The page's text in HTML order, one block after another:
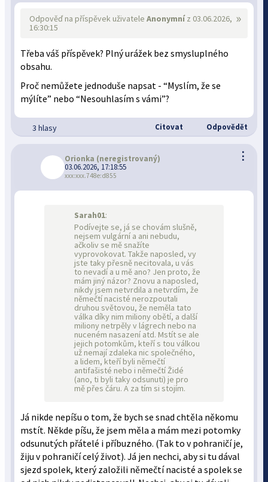
»
Odpověď na příspěvek uživateleAnonymníz 03.06.2026,
16:30:15
Třeba váš příspěvek? Plný urážek bez smysluplného
obsahu.
Proč nemůžete jednoduše napsat - “Myslím, že se
mýlíte” nebo “Nesouhlasím s vámi”?
3 hlasy Citovat Odpovědět
⋮
Orionka (neregistrovaný)
03.06.2026, 17:18:55
xxx:xxx.748e:d855
Sarah01:
Podívejte se, já se chovám slušně,
nejsem vulgární a ani nebudu,
ačkoliv se mě snažíte
vyprovokovat. Takže naposled, vy
jste taky přesně necitovala, u vás
to nevadí a u mě ano? Jen proto, že
mám jiný názor? Znovu a naposled,
nikdy jsem netvrdila a netvrdím, že
němečtí nacisté nerozpoutali
druhou světovou, že neměla tato
válka díky nim miliony obětí, a další
miliony netrpěly v lágrech nebo na
nuceném nasazení atd. Mstít se ale
jejich potomkům, kteří s tou válkou
už nemají zdaleka nic společného,
a lidem, kteří byli němečtí
antifašisté nebo i němečtí Židé
(ano, ti byli taky odsunuti) je pro
mě přes čáru. A za tím si stojím.
Já nikde nepíšu o tom, že bych se snad chtěla někomu
mstít. Někde píšu, že jsem měla a mám mezi potomky
odsunutých přátelé i příbuzného. (Tak to v pohraničí je,
žiju v pohraničí celý život). Já jen nechci, aby si tu dával
sjezd spolek, který založili němečtí nacisté a spolek se